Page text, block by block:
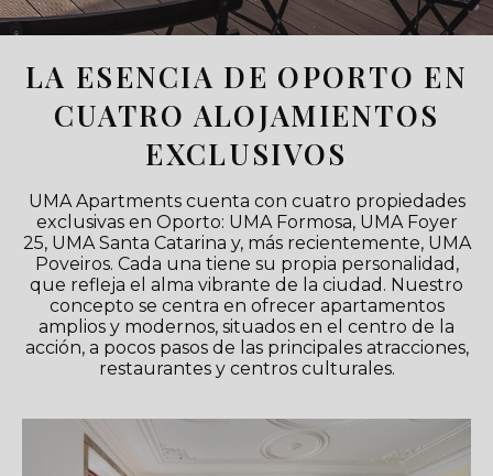
LA ESENCIA DE OPORTO EN
CUATRO ALOJAMIENTOS
EXCLUSIVOS
UMA Apartments cuenta con cuatro propiedades
exclusivas en Oporto: UMA Formosa, UMA Foyer
25, UMA Santa Catarina y, más recientemente, UMA
Poveiros. Cada una tiene su propia personalidad,
que refleja el alma vibrante de la ciudad. Nuestro
concepto se centra en ofrecer apartamentos
amplios y modernos, situados en el centro de la
acción, a pocos pasos de las principales atracciones,
restaurantes y centros culturales.